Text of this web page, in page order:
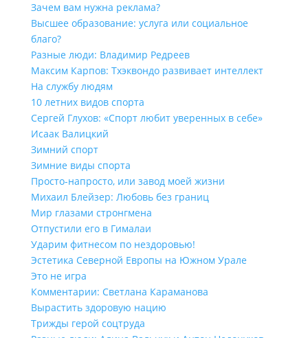
Зачем вам нужна реклама?
Высшее образование: услуга или социальное
благо?
Разные люди: Владимир Редреев
Максим Карпов: Тхэквондо развивает интеллект
На службу людям
10 летних видов спорта
Сергей Глухов: «Спорт любит уверенных в себе»
Исаак Валицкий
Зимний спорт
Зимние виды спорта
Просто-напросто, или завод моей жизни
Михаил Блейзер: Любовь без границ
Мир глазами стронгмена
Отпустили его в Гималаи
Ударим фитнесом по нездоровью!
Эстетика Северной Европы на Южном Урале
Это не игра
Комментарии: Светлана Караманова
Вырастить здоровую нацию
Трижды герой соцтруда